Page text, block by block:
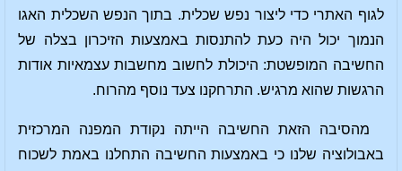
לגוף האתרי כדי ליצור נפש שכלית. בתוך הנפש השכלית האגו
הנמוך יכול היה כעת להתנסות באמצעות הזיכרון בצלה של
החשיבה המופשטת: היכולת לחשוב מחשבות עצמאיות אודות
הרגשות שהוא מרגיש. התרחקנו צעד נוסף מהרוח.
מהסיבה הזאת החשיבה הייתה נקודת המפנה המרכזית
באבולוציה שלנו כי באמצעות החשיבה התחלנו באמת לשכוח